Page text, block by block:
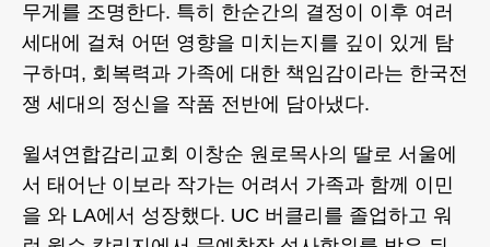
무게를 조명한다. 특히 한순간의 결정이 이후 여러
세대에 걸쳐 어떤 영향을 미치는지를 깊이 있게 탐
구하며, 회복력과 가족에 대한 책임감이라는 한국전
쟁 세대의 정신을 작품 전반에 담아냈다.
윌셔연합감리교회 이창순 원로목사의 딸로 서울에
서 태어난 이보라 작가는 어려서 가족과 함께 이민
을 와 LA에서 성장했다. UC 버클리를 졸업하고 워